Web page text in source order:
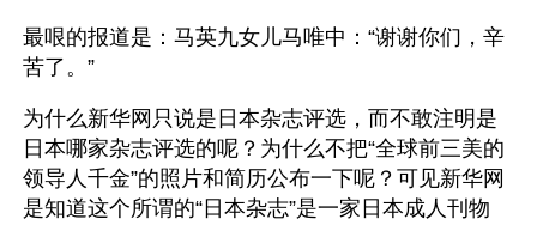
最哏的报道是：马英九女儿马唯中：“谢谢你们，辛
苦了。”
为什么新华网只说是日本杂志评选，而不敢注明是
日本哪家杂志评选的呢？为什么不把“全球前三美的
领导人千金”的照片和简历公布一下呢？可见新华网
是知道这个所谓的“日本杂志”是一家日本成人刊物